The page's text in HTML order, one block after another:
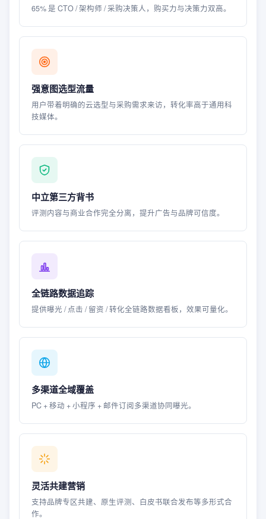
65% 是 CTO / 架构师 / 采购决策人，购买力与决策力双高。
强意图选型流量
用户带着明确的云选型与采购需求来访，转化率高于通用科
技媒体。
中立第三方背书
评测内容与商业合作完全分离，提升广告与品牌可信度。
全链路数据追踪
提供曝光 / 点击 / 留资 / 转化全链路数据看板，效果可量化。
多渠道全域覆盖
PC + 移动 + 小程序 + 邮件订阅多渠道协同曝光。
灵活共建营销
支持品牌专区共建、原生评测、白皮书联合发布等多形式合
作。